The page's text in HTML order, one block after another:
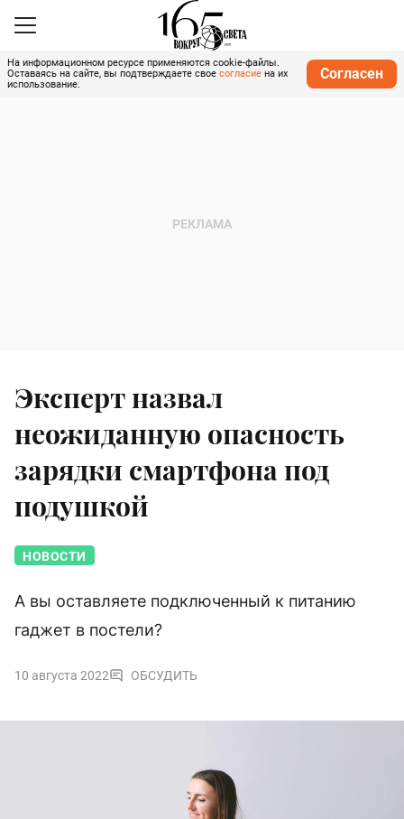
На информационном ресурсе применяются cookie-файлы.
Оставаясь на сайте, вы подтверждаете свое согласие на их
использование.
Согласен
Эксперт назвал
неожиданную опасность
зарядки смартфона под
подушкой
НОВОСТИ
А вы оставляете подключенный к питанию
гаджет в постели?
10 августа 2022 ОБСУДИТЬ